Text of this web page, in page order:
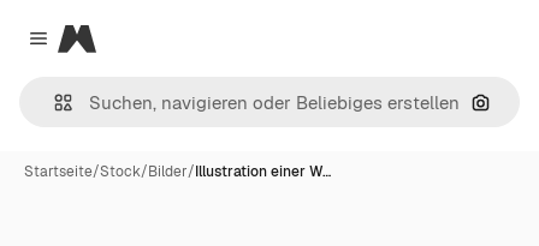
Close menu
Magnific
Nach
Startseite/Stock/Bilder/Illustration einer W…